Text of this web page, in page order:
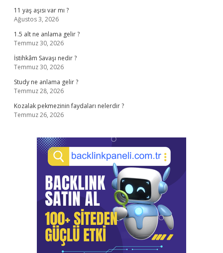
11 yaş aşısı var mı ?
Ağustos 3, 2026
1.5 alt ne anlama gelir ?
Temmuz 30, 2026
İstihkâm Savaşı nedir ?
Temmuz 30, 2026
Study ne anlama gelir ?
Temmuz 28, 2026
Kozalak pekmezinin faydaları nelerdir ?
Temmuz 26, 2026